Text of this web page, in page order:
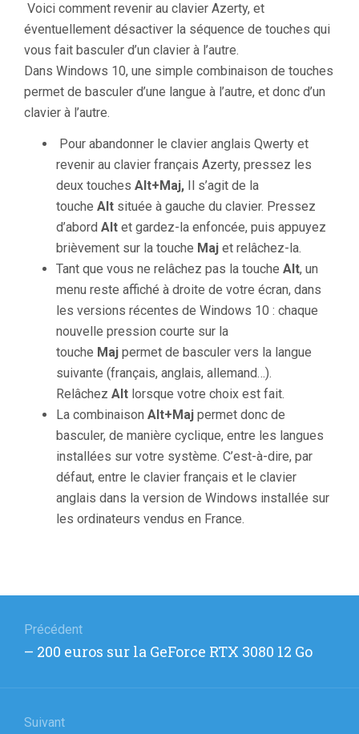
Voici comment revenir au clavier Azerty, et
éventuellement désactiver la séquence de touches qui
vous fait basculer d’un clavier à l’autre.
Dans Windows 10, une simple combinaison de touches
permet de basculer d’une langue à l’autre, et donc d’un
clavier à l’autre.
Pour abandonner le clavier anglais Qwerty et
revenir au clavier français Azerty, pressez les
deux touches Alt+Maj, Il s’agit de la
touche Alt située à gauche du clavier. Pressez
d’abord Alt et gardez-la enfoncée, puis appuyez
brièvement sur la touche Maj et relâchez-la.
Tant que vous ne relâchez pas la touche Alt, un
menu reste affiché à droite de votre écran, dans
les versions récentes de Windows 10 : chaque
nouvelle pression courte sur la
touche Maj permet de basculer vers la langue
suivante (français, anglais, allemand…).
Relâchez Alt lorsque votre choix est fait.
La combinaison Alt+Maj permet donc de
basculer, de manière cyclique, entre les langues
installées sur votre système. C’est-à-dire, par
défaut, entre le clavier français et le clavier
anglais dans la version de Windows installée sur
les ordinateurs vendus en France.
de
l’article
Précédent
Article
– 200 euros sur la GeForce RTX 3080 12 Go
Suivant